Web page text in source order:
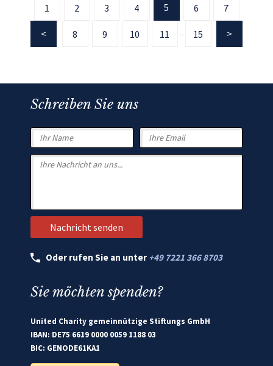
1 2 3 4 5 6 7
8 9 10 11 15
Schreiben Sie uns
Oder rufen Sie an unter +49 7221 366 8703
Sie möchten spenden?
United Charity gemeinnützige Stiftungs GmbH
IBAN: DE75 6619 0000 0059 1188 03
BIC: GENODE61KA1